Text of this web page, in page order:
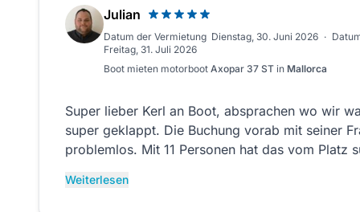
entspannte Tage auf dem Wasser braucht. Wir
Moment an sehr wohlgefühlt und konnten die
genießen.Klare Empfehlung – bei Guido
Julian
Datum der Vermietung Dienstag, 30. Juni 2026 ·
Freitag, 31. Juli 2026
Boot mieten motorboot Axopar 37 ST in Mallorca
Super lieber Kerl an Boot, absprachen wo wir
super geklappt. Die Buchung vorab mit seiner
problemlos. Mit 11 Personen hat das vom Platz
Weiterlesen